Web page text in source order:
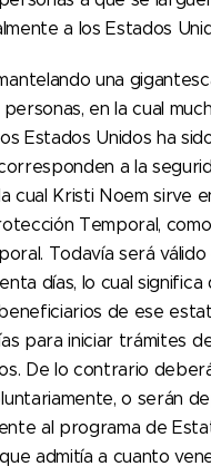
a los Estados
una
en la cual
Estados Unidos ha
a la
cual Kristi Noem sirve
Temporal,
Todavía será
días, lo cual significa
de ese
para iniciar trámites
De lo contrario
o serán
al programa de
admitía a cuanto